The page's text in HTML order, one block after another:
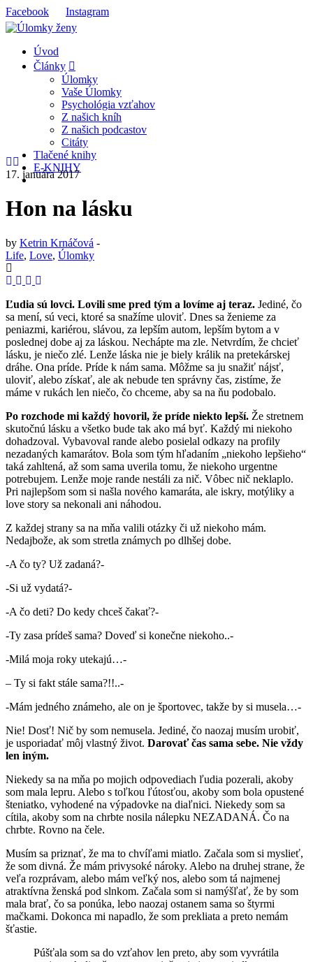
Facebook Instagram
Úvod
Články
Úlomky
Vaše Úlomky
Psychológia vzťahov
Z našich kníh
Z našich podcastov
Citáty
Tlačené knihy
E-KNIHY
17. januára 2017
Hon na lásku
by Ketrin Krnáčová -
Life, Love, Úlomky
Ľudia sú lovci. Lovili sme pred tým a lovíme aj teraz. Jediné, čo
sa mení, sú veci, ktoré sa snažíme uloviť. Dnes sa ženieme za
peniazmi, kariérou, slávou, za lepším autom, lepším bytom a v
poslednej dobe aj za láskou. Nechápte ma zle. Netvrdím, že chcieť
lásku, je niečo zlé. Lenže láska nie je biely králik na pretekárskej
dráhe. Ona príde. Príde k nám sama. Môžme sa ju snažiť nájsť,
uloviť, alebo získať, ale ak nebude ten správny čas, zistíme, že
máme v rukách len niečo, čo chceme, aby sa na ňu podobalo.
Po rozchode mi každý hovoril, že príde niekto lepší. Že stretnem
skutočnú lásku a všetko bude tak ako má byť. Každý mi niekoho
dohadzoval. Vybavoval rande alebo posielal odkazy na profily
nezadaných kamarátov. Bola som tým hľadaním „niekoho lepšieho“
taká zahltená, až som sama uverila tomu, že niekoho urgentne
potrebujem. Lenže moje rande nestáli za nič. Vôbec nič neklaplo.
Pri najlepšom som si našla nového kamaráta, ale iskry, motýliky a
love story sa nekonali ani náhodou.
Z každej strany sa na mňa valili otázky či už niekoho mám.
Nedajbože, ak som stretla známych po dlhšej dobe.
-A čo ty? Už zadaná?-
-Si už vydatá?-
-A čo deti? Do kedy chceš čakať?-
-Ty zasa prídeš sama? Doveď si konečne niekoho..-
-Milá moja roky utekajú…-
– Ty si fakt stále sama?!!..-
-Mám jedného známeho, ale on je športovec, takže by si musela…-
Nie! Dosť! Nič by som nemusela. Jediné, čo naozaj musím urobiť,
je usporiadať môj vlastný život. Darovať čas sama sebe. Nie vždy
len iným.
Niekedy sa na mňa po mojich odpovediach ľudia pozerali, akoby
som mala lepru. Alebo s toľkou ľútosťou, akoby som bola opustené
šteniatko, vyhodené na výpadovke na diaľnici. Niekedy som sa
cítila, akoby som na chrbte nosila nálepku NEZADANÁ. Čo na
chrbte. Rovno na čele.
Musím sa priznať, že ma to chvíľami miatlo. Začala som si myslieť,
že som divná. Že mám privysoké nároky. Alebo na druhej strane, že
veľa rozprávam, alebo mám veľký nos, alebo som tá najmenej
atraktívna ženská pod slnkom. Začala som si namýšľať, že by som
mala brať, čo sa ponúka, lebo naozaj ostanem sama so štyrmi
mačkami. Dokonca mi napadlo, že som prekliata a preto nemám
šťastie.
Púšťala som sa do vzťahov len preto, aby som vyvrátila